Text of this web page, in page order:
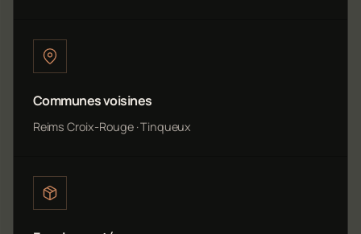
Communes voisines
Reims Croix-Rouge · Tinqueux